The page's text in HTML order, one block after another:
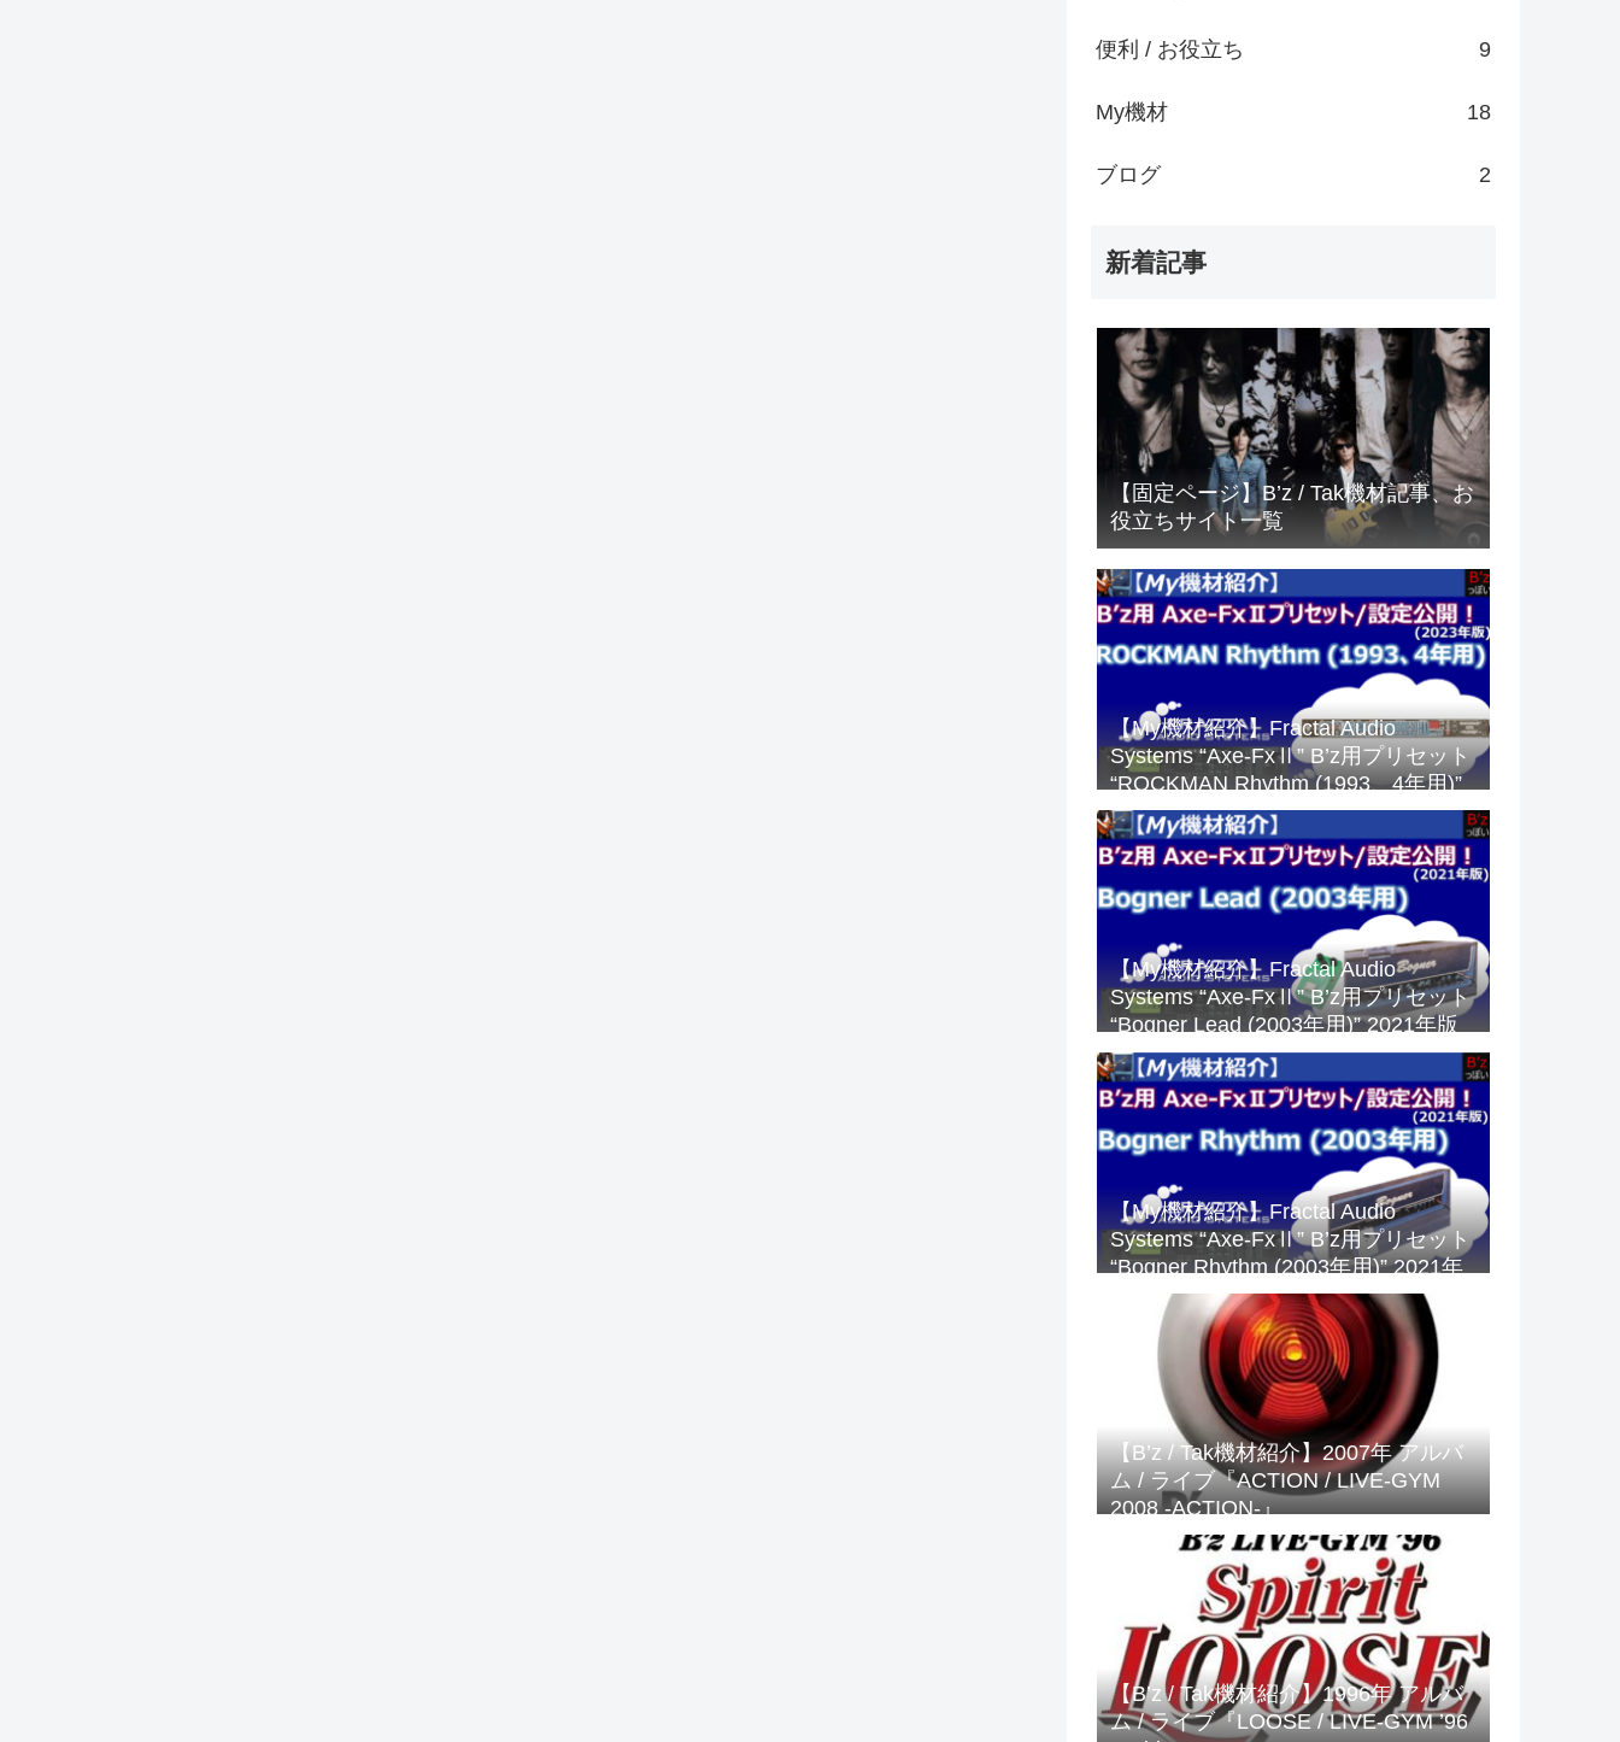
便利 / お役立ち 9
My機材 18
ブログ 2
新着記事
【固定ページ】B’z / Tak機材記事、お
役立ちサイト一覧
【My機材紹介】Fractal Audio
Systems “Axe-FxⅡ” B’z用プリセット
“ROCKMAN Rhythm (1993、4年用)”
2023年版
【My機材紹介】Fractal Audio
Systems “Axe-FxⅡ” B’z用プリセット
“Bogner Lead (2003年用)” 2021年版
【My機材紹介】Fractal Audio
Systems “Axe-FxⅡ” B’z用プリセット
“Bogner Rhythm (2003年用)” 2021年
【B’z / Tak機材紹介】2007年 アルバ
ム / ライブ『ACTION / LIVE-GYM
2008 -ACTION-』
【B’z / Tak機材紹介】1996年 アルバ
ム / ライブ『LOOSE / LIVE-GYM ’96